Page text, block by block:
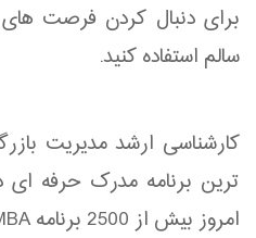
برای دنبال کردن فرصت
سالم استفاده کنید.
کارشناسی ارشد مدیریت
ترین برنامه مدرک حرفه